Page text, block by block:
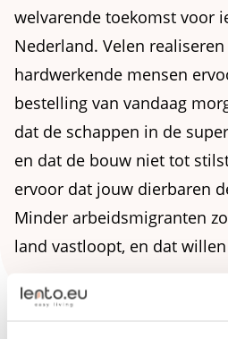
welvarende toekomst voor
Nederland. Velen
hardwerkende mensen
bestelling van vandaag
dat de schappen in de
en dat de bouw niet tot
ervoor dat jouw dierbaren
Minder arbeidsmigranten
land vastloopt, en dat